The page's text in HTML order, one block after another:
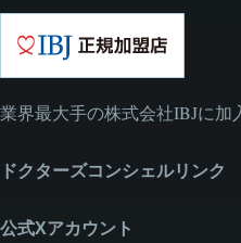
業界最大手の株式会社IBJに加
ドクターズコンシェルリンク
公式Xアカウント